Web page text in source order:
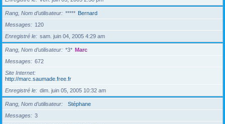
Rang, Nom d’utilisateur ***** Bernard
Messages
120
Enregistré le
sam. juin 04, 2005 4:29 am
Rang, Nom d’utilisateur *3* Marc
Messages
672
Site Internet
http://marc.saumade.free.fr
Enregistré le
dim. juin 05, 2005 10:32 am
Rang, Nom d’utilisateur
Stéphane
Messages
3